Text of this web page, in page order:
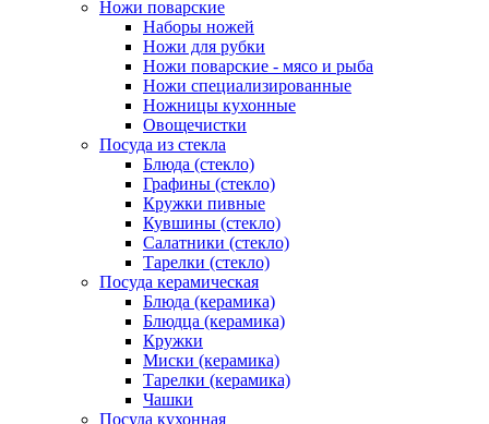
Ножи поварские
Наборы ножей
Ножи для рубки
Ножи поварские - мясо и рыба
Ножи специализированные
Ножницы кухонные
Овощечистки
Посуда из стекла
Блюда (стекло)
Графины (стекло)
Кружки пивные
Кувшины (стекло)
Салатники (стекло)
Тарелки (стекло)
Посуда керамическая
Блюда (керамика)
Блюдца (керамика)
Кружки
Миски (керамика)
Тарелки (керамика)
Чашки
Посуда кухонная